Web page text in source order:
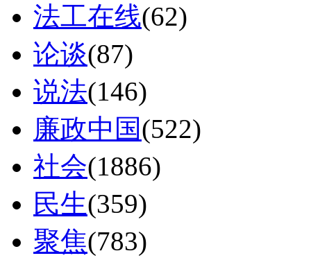
法工在线(62)
论谈(87)
说法(146)
廉政中国(522)
社会(1886)
民生(359)
聚焦(783)